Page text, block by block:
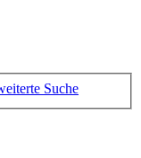
Suche